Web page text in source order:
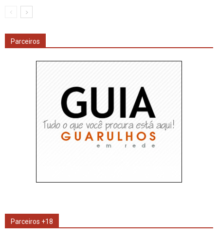
Parceiros
Parceiros +18